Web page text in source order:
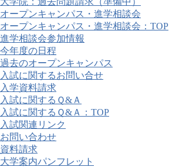
オープンキャンパス・進学相談会
オープンキャンパス・進学相談会：TOP
進学相談会参加情報
今年度の日程
過去のオープンキャンパス
入試に関するお問い合せ
入学資料請求
入試に関するＱ&Ａ
入試に関するＱ&Ａ：TOP
入試関連リンク
お問い合わせ
資料請求
大学案内パンフレット